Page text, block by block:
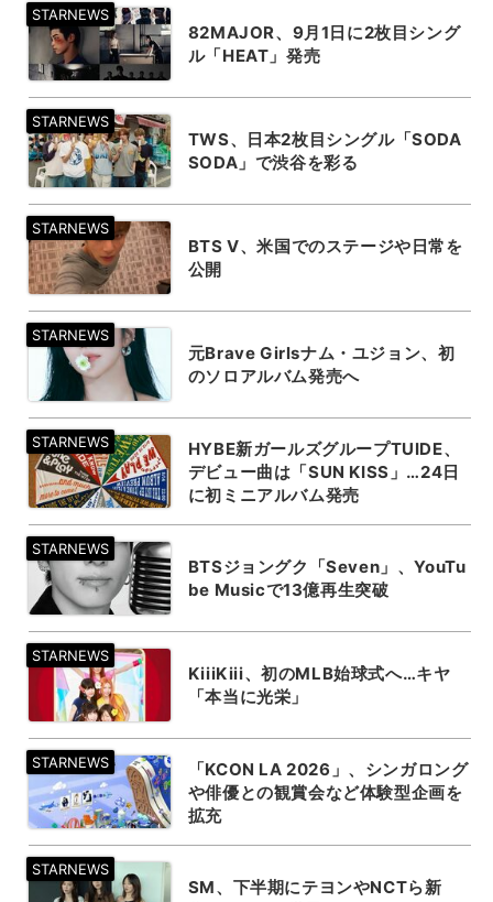
82MAJOR、9月1日に2枚目シング
ル「HEAT」発売
TWS、日本2枚目シングル「SODA
SODA」で渋谷を彩る
BTS V、米国でのステージや日常を
公開
元Brave Girlsナム・ユジョン、初
のソロアルバム発売へ
HYBE新ガールズグループTUIDE、
デビュー曲は「SUN KISS」…24日
に初ミニアルバム発売
BTSジョングク「Seven」、YouTu
be Musicで13億再生突破
KiiiKiii、初のMLB始球式へ…キヤ
「本当に光栄」
「KCON LA 2026」、シンガロング
や俳優との観賞会など体験型企画を
拡充
SM、下半期にテヨンやNCTら新